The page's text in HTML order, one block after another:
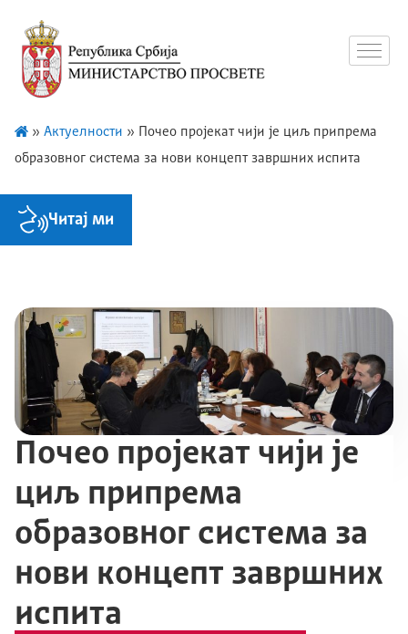
» Актуелности » Почео пројекат чији је циљ припрема
образовног система за нови концепт завршних испита
Читај ми
Почео пројекат чији је
циљ припрема
образовног система за
нови концепт завршних
испита